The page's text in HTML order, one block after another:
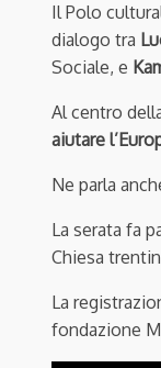
Il Polo
dialogo tra
Sociale, e
Al centro
aiutare
Ne parla
La serata fa
Chiesa
La
fondazione